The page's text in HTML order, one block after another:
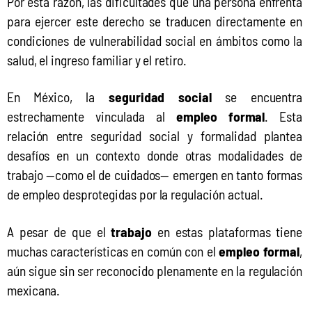
para ejercer este derecho se traducen directamente en
condiciones de vulnerabilidad social en ámbitos como la
salud, el ingreso familiar y el retiro.
En México, la seguridad social se encuentra
estrechamente vinculada al empleo formal. Esta
relación entre seguridad social y formalidad plantea
desafíos en un contexto donde otras modalidades de
trabajo —como el de cuidados— emergen en tanto formas
de empleo desprotegidas por la regulación actual.
A pesar de que el trabajo en estas plataformas tiene
muchas características en común con el empleo formal,
aún sigue sin ser reconocido plenamente en la regulación
mexicana.